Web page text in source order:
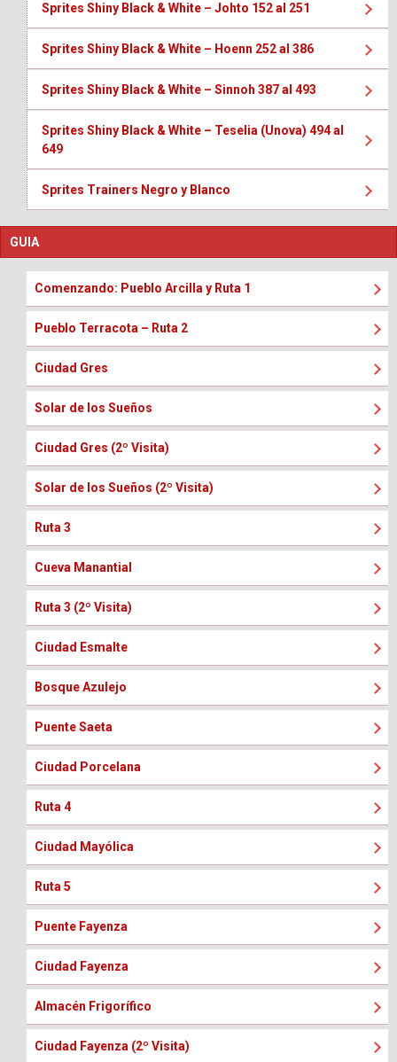
Sprites Shiny Black & White – Johto 152 al 251
Sprites Shiny Black & White – Hoenn 252 al 386
Sprites Shiny Black & White – Sinnoh 387 al 493
Sprites Shiny Black & White – Teselia (Unova) 494 al
649
Sprites Trainers Negro y Blanco
GUIA
Comenzando: Pueblo Arcilla y Ruta 1
Pueblo Terracota – Ruta 2
Ciudad Gres
Solar de los Sueños
Ciudad Gres (2º Visita)
Solar de los Sueños (2º Visita)
Ruta 3
Cueva Manantial
Ruta 3 (2º Visita)
Ciudad Esmalte
Bosque Azulejo
Puente Saeta
Ciudad Porcelana
Ruta 4
Ciudad Mayólica
Ruta 5
Puente Fayenza
Ciudad Fayenza
Almacén Frigorífico
Ciudad Fayenza (2º Visita)